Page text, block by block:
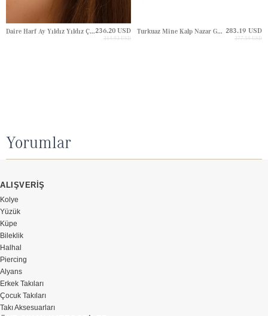
Daire Harf Ay Yıldız Yıldız Çivili Altın Küpe236.20 USD
314.93 USD
Turkuaz Mine Kalp Nazar Göz Çivili Altın Küpe 283.19 USD
377.59 USD
Yorumlar
ALIŞVERİŞ
Kolye
Yüzük
Küpe
Bileklik
Halhal
Piercing
Alyans
Erkek Takıları
Çocuk Takıları
Takı Aksesuarları